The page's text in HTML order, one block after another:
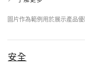
圖片作為範例用於展示產品
安全